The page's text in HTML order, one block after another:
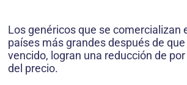
Los genéricos que se comercializan
países más grandes después de
vencido, logran una reducción de
del precio.